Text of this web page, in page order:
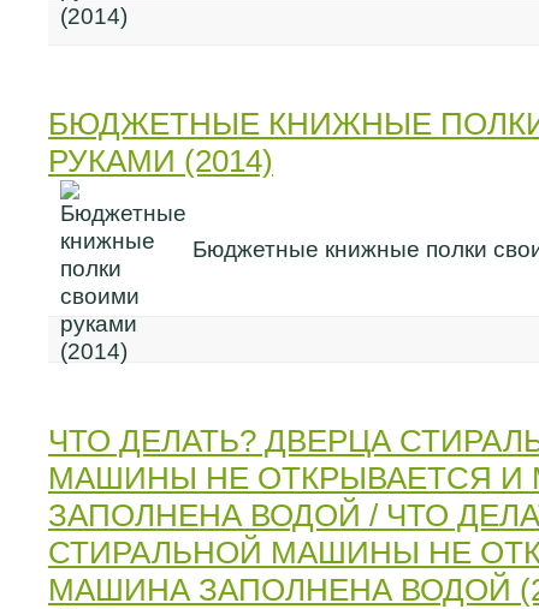
БЮДЖЕТНЫЕ КНИЖНЫЕ
РУКАМИ (2014)
Бюджетные книжные полки
ЧТО ДЕЛАТЬ? ДВЕРЦА
МАШИНЫ НЕ ОТКРЫВАЕТСЯ И
ЗАПОЛНЕНА ВОДОЙ / ЧТО
СТИРАЛЬНОЙ МАШИНЫ НЕ
МАШИНА ЗАПОЛНЕНА ВОДОЙ